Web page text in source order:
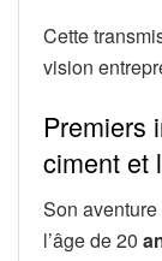
Cette
vision
Premiers
ciment et
Son
l’âge de 20